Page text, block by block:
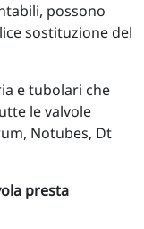
possono
sostituzione del
e tubolari che
le valvole
Notubes, Dt
presta